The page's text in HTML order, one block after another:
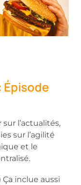
Épisode
l’actualités,
sur l’agilité
et le
Ça inclue aussi